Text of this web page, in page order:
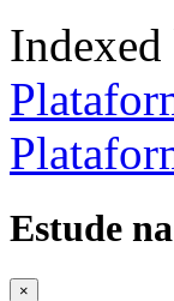
Estude
×